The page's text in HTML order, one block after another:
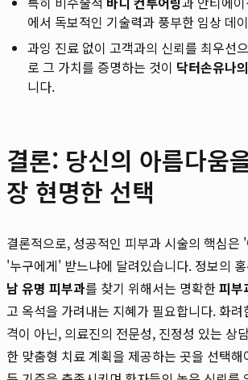
에서 독보적인 기술력과 풍부한 임상 데
과잉 진료 없이 고객과의 신뢰를 최우선
로 그 가치를 증명하는 것이 닥터손유나
니다.
결론: 당신의 아름다움
장 현명한 선택
결론적으로, 성공적인 피부과 시술의 핵심은
'누구에게' 받느냐에 달려있습니다. 정보의
남 유명 피부과를 찾기 위해서는 명확한피부
고 옥석을 가려내는 지혜가 필요합니다. 화
격이 아닌, 의료진의 전문성, 진정성 있는 상
한 맞춤형 치료 계획을 제공하는 곳을 선택해